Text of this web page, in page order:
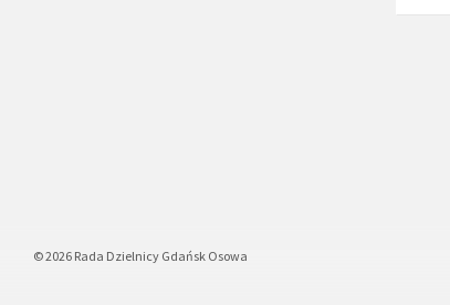
© 2026 Rada Dzielnicy Gdańsk Osowa